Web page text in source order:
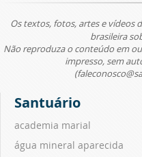
Os textos, fotos, artes e vídeos
brasileira
Não reproduza o conteúdo em
impresso, sem
Santuário
academia marial
água mineral aparecida